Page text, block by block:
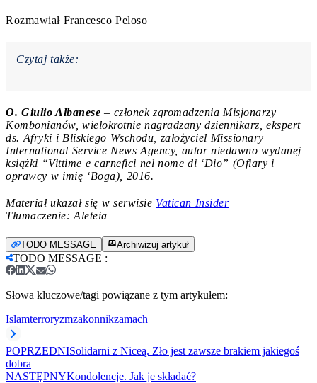
Rozmawiał Francesco Peloso
Czytaj także:
O. Giulio Albanese – członek zgromadzenia Misjonarzy
Kombonianów, wielokrotnie nagradzany dziennikarz, ekspert
ds. Afryki i Bliskiego Wschodu, założyciel Missionary
International Service News Agency, autor niedawno wydanej
książki “Vittime e carnefici nel nome di ‘Dio” (Ofiary i
oprawcy w imię ‘Boga), 2016.
Materiał ukazał się w serwisie Vatican Insider
Tłumaczenie: Aleteia
TODO MESSAGE Archiwizuj artykuł
TODO MESSAGE :
Słowa kluczowe/tagi powiązane z tym artykułem:
Islamterroryzmzakonnikzamach
POPRZEDNISolidarni z Niceą. Zło jest zawsze brakiem jakiegoś
dobra
NASTĘPNYKondolencje. Jak je składać?